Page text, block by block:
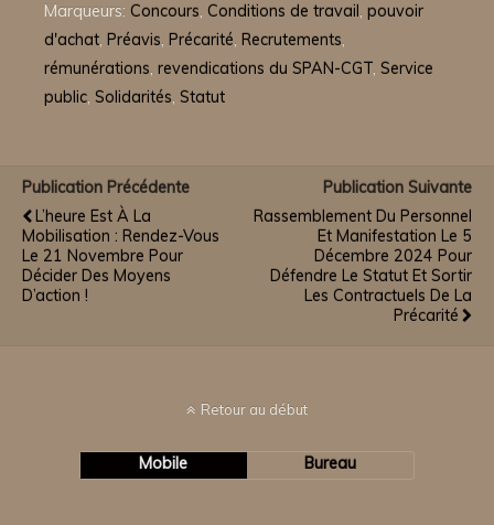
Marqueurs: Concours, Conditions de travail, pouvoir
d'achat, Préavis, Précarité, Recrutements,
rémunérations, revendications du SPAN-CGT, Service
public, Solidarités, Statut
Publication Précédente
L’heure Est À La
Mobilisation : Rendez-Vous
Le 21 Novembre Pour
Décider Des Moyens
D’action !
Publication Suivante
Rassemblement Du Personnel
Et Manifestation Le 5
Décembre 2024 Pour
Défendre Le Statut Et Sortir
Les Contractuels De La
Précarité
Retour au début
Mobile Bureau